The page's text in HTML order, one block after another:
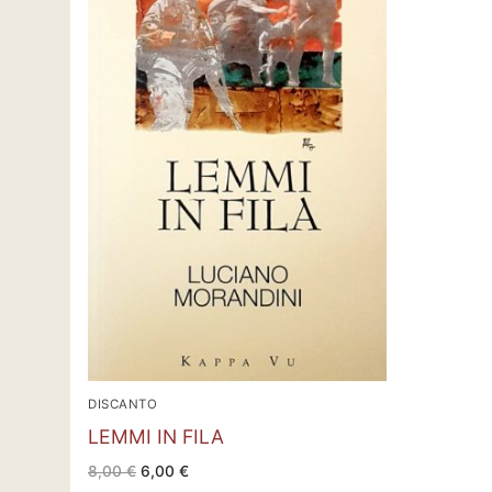
DISCANTO
LEMMI IN FILA
8,00€ Il
prezzo
6,00 €Il